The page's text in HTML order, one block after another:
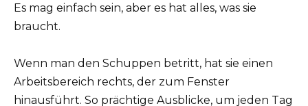
Es mag einfach sein, aber es hat alles, was sie
braucht.
Wenn man den Schuppen betritt, hat sie einen
Arbeitsbereich rechts, der zum Fenster
hinausführt. So prächtige Ausblicke, um jeden Tag